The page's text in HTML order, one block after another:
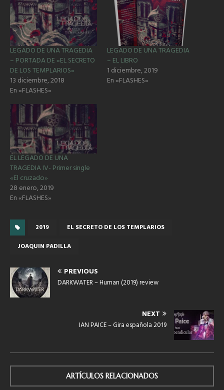
LEGADO DE UNA TRAGEDIA
– PORTADA DE «EL SECRETO
DE LOS TEMPLARIOS»
13 diciembre, 2018
En «FLASHES»
LEGADO DE UNA TRAGEDIA
– EL LIBRO
1 diciembre, 2019
En «FLASHES»
EL LEGADO DE UNA
TRAGEDIA IV- Primer single
«El cruzado»
28 enero, 2019
En «FLASHES»
2019
EL SECRETO DE LOS TEMPLARIOS
JOAQUIN PADILLA
PREVIOUS
DARKWATER – Human (2019) review
NEXT
IAN PAICE – Gira española 2019
ARTÍCULOS RELACIONADOS